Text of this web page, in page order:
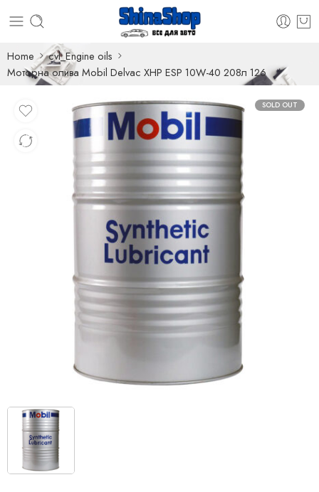
Home
cvl_Engine oils
Моторна олива Mobil Delvac XHP ESP 10W-40 208л 126
SOLD OUT